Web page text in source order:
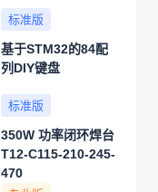
标准版
基于STM32的84配
列DIY键盘
标准版
350W 功率闭环焊台
T12-C115-210-245-
470